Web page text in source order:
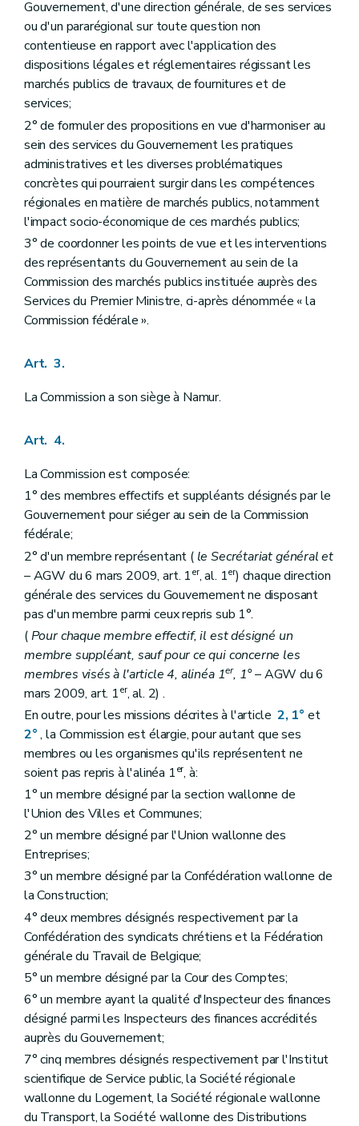
Gouvernement, d'une direction générale, de ses services
ou d'un pararégional sur toute question non
contentieuse en rapport avec l'application des
dispositions légales et réglementaires régissant les
marchés publics de travaux, de fournitures et de
services;
2° de formuler des propositions en vue d'harmoniser au
sein des services du Gouvernement les pratiques
administratives et les diverses problématiques
concrètes qui pourraient surgir dans les compétences
régionales en matière de marchés publics, notamment
l'impact socio-économique de ces marchés publics;
3° de coordonner les points de vue et les interventions
des représentants du Gouvernement au sein de la
Commission des marchés publics instituée auprès des
Services du Premier Ministre, ci-après dénommée « la
Commission fédérale ».
Art. 3.
La Commission a son siège à Namur.
Art. 4.
La Commission est composée:
1° des membres effectifs et suppléants désignés par le
Gouvernement pour siéger au sein de la Commission
fédérale;
2° d'un membre représentant ( le Secrétariat général et
– AGW du 6 mars 2009, art. 1er, al. 1er) chaque direction
générale des services du Gouvernement ne disposant
pas d'un membre parmi ceux repris sub 1°.
(Pour chaque membre effectif, il est désigné un
membre suppléant, sauf pour ce qui concerne les
membres visés à l'article 4, alinéa 1er, 1°– AGW du 6
mars 2009, art. 1er, al. 2) .
En outre, pour les missions décrites à l'article 2, 1° et
2°, la Commission est élargie, pour autant que ses
membres ou les organismes qu'ils représentent ne
soient pas repris à l'alinéa 1er, à:
1° un membre désigné par la section wallonne de
l'Union des Villes et Communes;
2° un membre désigné par l'Union wallonne des
Entreprises;
3° un membre désigné par la Confédération wallonne de
la Construction;
4° deux membres désignés respectivement par la
Confédération des syndicats chrétiens et la Fédération
générale du Travail de Belgique;
5° un membre désigné par la Cour des Comptes;
6° un membre ayant la qualité d'Inspecteur des finances
désigné parmi les Inspecteurs des finances accrédités
auprès du Gouvernement;
7° cinq membres désignés respectivement par l'Institut
scientifique de Service public, la Société régionale
wallonne du Logement, la Société régionale wallonne
du Transport, la Société wallonne des Distributions